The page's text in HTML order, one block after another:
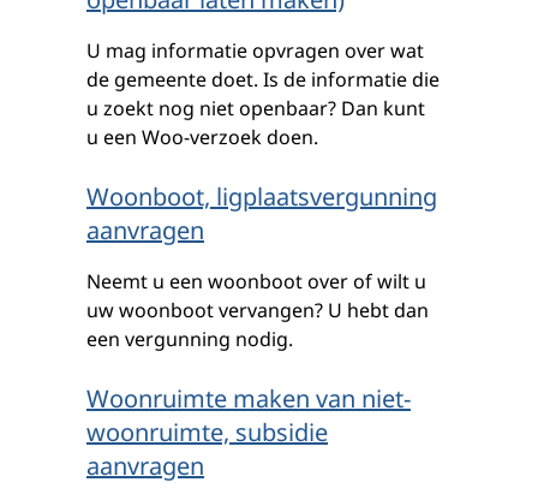
U mag informatie opvragen over wat
de gemeente doet. Is de informatie die
u zoekt nog niet openbaar? Dan kunt
u een Woo-verzoek doen.
Woonboot, ligplaatsvergunning
aanvragen
Neemt u een woonboot over of wilt u
uw woonboot vervangen? U hebt dan
een vergunning nodig.
Woonruimte maken van niet-
woonruimte, subsidie
aanvragen